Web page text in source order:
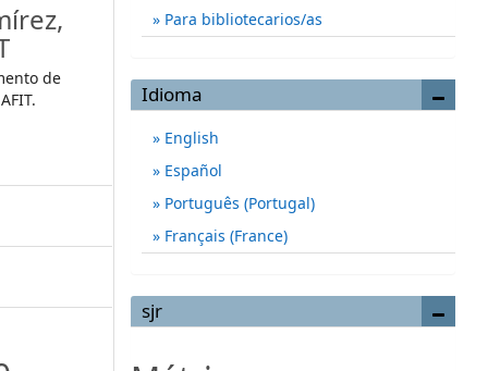
de
Para bibliotecarios/as
Idioma
English
Español
Português (Portugal)
Français (France)
sjr